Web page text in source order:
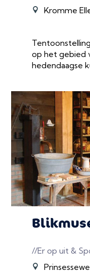
Kromme
op het gebied
hedendaagse
//Er op uit &